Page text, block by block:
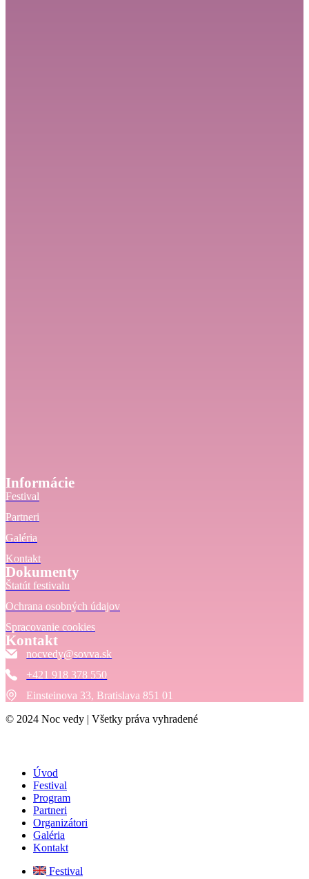
Informácie
Festival
Partneri
Galéria
Kontakt
Dokumenty
Štatút festivalu
Ochrana osobných údajov
Spracovanie cookies
Kontakt
nocvedy@sovva.sk
+421 918 378 550
Einsteinova 33, Bratislava 851 01
© 2024 Noc vedy | Všetky práva vyhradené
Úvod
Festival
Program
Partneri
Organizátori
Galéria
Kontakt
Festival